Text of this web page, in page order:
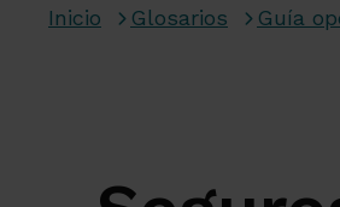
Inicio Glosarios Guía